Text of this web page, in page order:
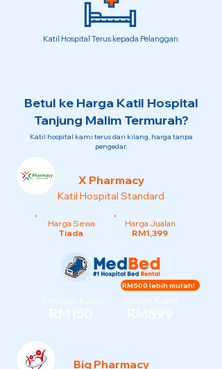
Katil Hospital Terus kepada Pelanggan
Betul ke Harga Katil Hospital
Tanjung Malim Termurah?
Katil hospital kami terus dari kilang, harga tanpa
pengedar.
X Pharmacy
Katil Hospital Standard
Harga Sewa
Tiada
Harga Jualan
RM1,399
Sewaan Kami
RM150
Jualan Kami
RM899
RM500 lebih murah!
Big Pharmacy